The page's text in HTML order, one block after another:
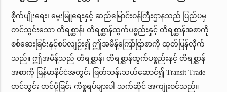
စိုက်ပျိုးရေး၊ မွေးမြူရေးနှင့် ဆည်မြောင်းဝန်ကြီးဌာနသည် ပြည်ပမှ
တင်သွင်းသော တိရစ္ဆာန်၊ တိရစ္ဆာန်ထွက်ပစ္စည်းနှင့် တိရစ္ဆာန်အစာကို
စစ်ဆေးခြင်းနှင့်စပ်လျဉ်း၍ ဤအမိန့်ကြော်ငြာစာကို ထုတ်ပြန်လိုက်
သည်။ ဤအမိန့်သည် တိရစ္ဆာန်၊ တိရစ္ဆာန်ထွက်ပစ္စည်းနှင့် တိရစ္ဆာန်
အစာကို မြန်မာနိုင်ငံအတွင်း ဖြတ်သန်းသယ်ဆောင်၍ Transit Trade
တင်သွင်း တင်ပို့ခြင်း ကိစ္စရပ်များပါ သက်ဆိုင် အကျုံးဝင်သည်။